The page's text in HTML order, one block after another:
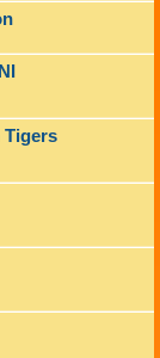
Tigers